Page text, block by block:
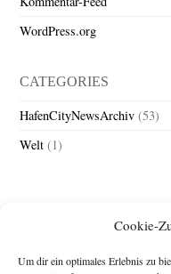
Cookie-
Um dir ein optimales Erlebnis zu
WordPress.org
CATEGORIES
HafenCityNewsArchiv (53)
Welt (1)